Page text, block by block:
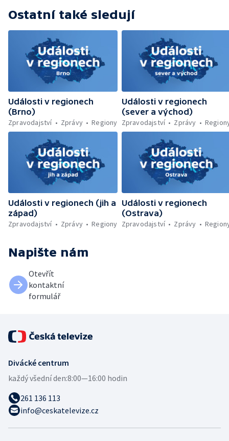
lesa u Velhartic — Další rozsáhlý lesní požár
Náchodsku — Znovuotevření rozhledny na
Libíně — Obchvat Náchoda je zhruba v
polovině — Požár v kempu na Pardubicku —
Wonkův most po rekonstrukci — Letiště
Václava Havla odbavilo 8 milionů cestujících
— V Plzni přibývá nelegálních graffiti
Ostatní také sledují
Události v regionech
(Brno)
Zpravodajství
Zprávy Regiony
Události v regionech
(sever a východ)
Zpravodajství
Zprávy
Události v regionech (jih a
západ)
Zpravodajství
Zprávy Regiony
Události v regionech
(Ostrava)
Zpravodajství
Zprávy
Napište nám
Otevřít
kontaktní
formulář
Divácké centrum
každý všední den:8:00—16:00 hodin
261 136 113
info@ceskatelevize.cz